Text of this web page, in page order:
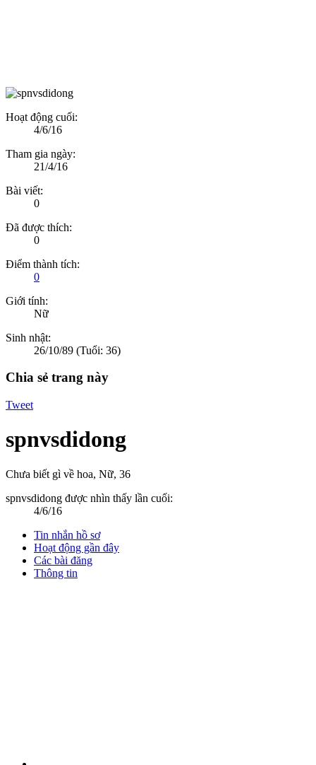
Hoạt động cuối:
4/6/16
Tham gia ngày:
21/4/16
Bài viết:
0
Đã được thích:
0
Điểm thành tích:
0
Giới tính:
Nữ
Sinh nhật:
26/10/89 (Tuổi: 36)
Chia sẻ trang này
Tweet
spnvsdidong
Chưa biết gì về hoa, Nữ, 36
spnvsdidong được nhìn thấy lần cuối:
4/6/16
Tin nhắn hồ sơ
Hoạt động gần đây
Các bài đăng
Thông tin